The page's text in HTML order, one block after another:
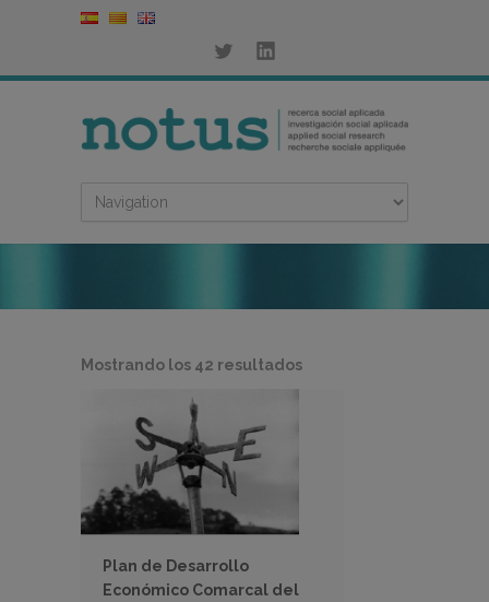
Mostrando los 42 resultadosOrdenado
Plan de Desarrollo
Económico Comarcal del